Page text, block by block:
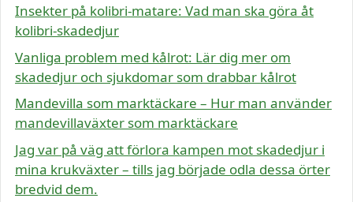
Insekter på kolibri-matare: Vad man ska göra åt
kolibri-skadedjur
Vanliga problem med kålrot: Lär dig mer om
skadedjur och sjukdomar som drabbar kålrot
Mandevilla som marktäckare – Hur man använder
mandevillaväxter som marktäckare
Jag var på väg att förlora kampen mot skadedjur i
mina krukväxter – tills jag började odla dessa örter
bredvid dem.